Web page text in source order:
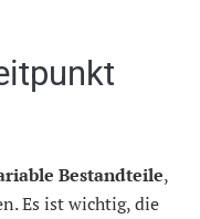
Bestandteile,
Es ist wichtig, die